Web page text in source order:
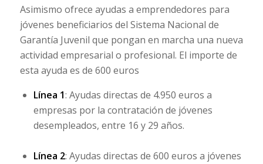
Asimismo ofrece ayudas a emprendedores para
jóvenes beneficiarios del Sistema Nacional de
Garantía Juvenil que pongan en marcha una nueva
actividad empresarial o profesional. El importe de
esta ayuda es de 600 euros
Línea 1: Ayudas directas de 4.950 euros a
empresas por la contratación de jóvenes
desempleados, entre 16 y 29 años.
Línea 2: Ayudas directas de 600 euros a jóvenes